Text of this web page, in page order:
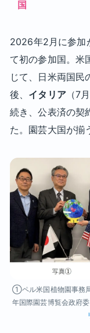
国
2026年2月に参加
て初の参加国。米
じて、日米両国民
後、 イタリア（7
続き、公表済の契
た。園芸大国が揃
①ペル米国植物園事務
年国際園芸博覧会政府